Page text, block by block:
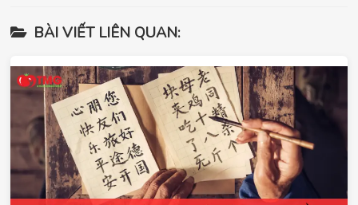
BÀI VIẾT LIÊN QUAN: